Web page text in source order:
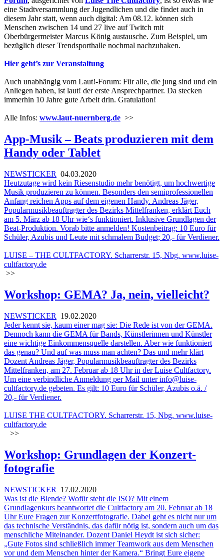
eine Stadtversammlung der Jugendlichen und die findet auch in
diesem Jahr statt, wenn auch digital: Am 08.12. können sich
Menschen zwischen 14 und 27 live auf Twitch mit
Oberbürgermeister Marcus König austausche. Zum Beispiel, um
bezüglich dieser Trendsporthalle nochmal nachzuhaken.
Hier geht’s zur Veranstaltung
Auch unabhängig vom Laut!-Forum: Für alle, die jung sind und ein
Anliegen haben, ist laut! der erste Ansprechpartner. Da stecken
immerhin 10 Jahre gute Arbeit drin. Gratulation!
Alle Infos: www.laut-nuernberg.de >>
App-Musik – Beats produzieren mit dem
Handy oder Tablet
NEWSTICKER 04.03.2020
Heutzutage wird kein Riesenstudio mehr benötigt, um hochwertige
Musik produzieren zu können. Besonders den semiprofessionellen
Anfang reichen Apps auf dem eigenen Handy. Andreas Jäger,
Popularmusikbeauftragter des Bezirks Mittelfranken, erklärt Euch
am 5. März ab 18 Uhr wie‘s funktioniert. Inklusive Grundlagen der
Beat-Produktion. Vorab bitte anmelden! Kostenbeitrag: 10 Euro für
Schüler, Azubis und Leute mit schmalem Budget; 20,- für Verdiener.
LUISE – THE CULTFACTORY. Scharrerstr. 15, Nbg. www.luise-
cultfactory.de
>>
Workshop: GEMA? Ja, nein, vielleicht?
NEWSTICKER
19.02.2020
Jeder kennt sie, kaum einer mag sie: Die Rede ist von der GEMA.
Dennoch kann die GEMA für Bands, Künstlerinnen und Künstler
eine wichtige Einkommensquelle darstellen. Aber wie funktioniert
das genau? Und auf was muss man achten? Das und mehr klärt
Dozent Andreas Jäger, Popularmusikbeauftragter des Bezirks
Mittelfranken, am 27. Februar ab 18 Uhr in der Luise Cultfactory.
Um eine verbindliche Anmeldung per Mail unter info@luise-
cultfactory.de gebeten. Es gilt: 10 Euro für Schüler, Azubis o.ä. /
20,- für Verdiener.
LUISE THE CULTFACTORY. Scharrerstr. 15, Nbg. www.luise-
cultfactory.de
>>
Workshop: Grundlagen der Konzert-
fotografie
NEWSTICKER
17.02.2020
Was ist die Blende? Wofür steht die ISO? Mit einem
Grundlagenkurs beantwortet die Cultfactory am 20. Februar ab 18
Uhr Eure Fragen zur Konzertfotografie. Dabei geht es nicht nur um
das technische Verständnis, das dafür nötig ist, sondern auch um das
menschliche Miteinander. Dozent Daniel Heydt ist sich sicher:
„Gute Fotos sind schließlich immer Teamwork aus dem Menschen
vor und dem Menschen hinter der Kamera.“ Bringt Eure eigene